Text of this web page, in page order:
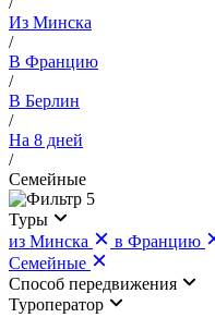
Из Минска
/
В Францию
/
В Берлин
/
На 8 дней
/
Семейные
5
Туры
из Минска
в Францию
Семейные
Cпособ передвижения
Туроператор